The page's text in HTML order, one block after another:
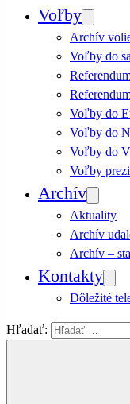
Voľby
Archív
Voľby do
Voľby do
Voľby do
Voľby do
Voľby
Archív
Aktuality
Archív
Archív –
Kontakty
Dôležité
Hľadať: